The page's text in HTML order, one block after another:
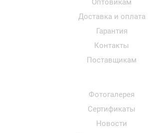
Оптовикам
Доставка и оплата
Гарантия
Контакты
Поставщикам
Фотогалерея
Сертификаты
Новости